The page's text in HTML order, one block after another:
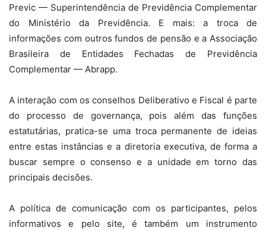
Previc — Superintendência de Previdência Complementar
do Ministério da Previdência. E mais: a troca de
informações com outros fundos de pensão e a Associação
Brasileira de Entidades Fechadas de Previdência
Complementar — Abrapp.
A interação com os conselhos Deliberativo e Fiscal é parte
do processo de governança, pois além das funções
estatutárias, pratica-se uma troca permanente de ideias
entre estas instâncias e a diretoria executiva, de forma a
buscar sempre o consenso e a unidade em torno das
principais decisões.
A política de comunicação com os participantes, pelos
informativos e pelo site, é também um instrumento